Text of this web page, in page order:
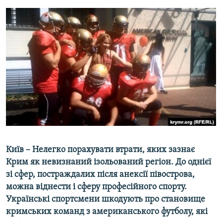
пошуку
ІНТЕРВ'Ю
ВСЕ ЗА ДЕНЬ
СПЕЦПРОЕКТИ
ДЕПОРТАЦІЯ
ВІДЕОУРОКИ «ELIFBE»
СВІДЧЕННЯ ОКУПАЦІЇ
УКРАЇНСЬКА ПРОБЛЕМА КРИМУ
ЯК ОБІЙТИ БЛОКУВАННЯ
Русский
Qırımtatar
Усі сайти RFE/RL
Київ – Нелегко порахувати втрати, яких зазнає
Крим як невизнаний ізольований регіон. До однієї
зі сфер, постраждалих після анексії півострова,
можна віднести і сферу професійного спорту.
Українські спортсмени шкодують про становище
кримських команд з американського футболу, які